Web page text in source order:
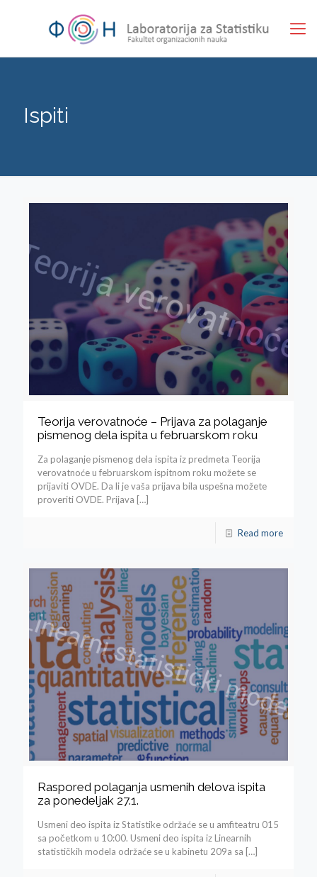
Ispiti
Teorija verovatnoće – Prijava za polaganje
pismenog dela ispita u februarskom roku
Za polaganje pismenog dela ispita iz predmeta Teorija
verovatnoće u februarskom ispitnom roku možete se
prijaviti OVDE. Da li je vaša prijava bila uspešna možete
proveriti OVDE. Prijava […]
Read more
Raspored polaganja usmenih delova ispita
za ponedeljak 27.1.
Usmeni deo ispita iz Statistike održaće se u amfiteatru 015
sa početkom u 10:00. Usmeni deo ispita iz Linearnih
statističkih modela održaće se u kabinetu 209a sa […]